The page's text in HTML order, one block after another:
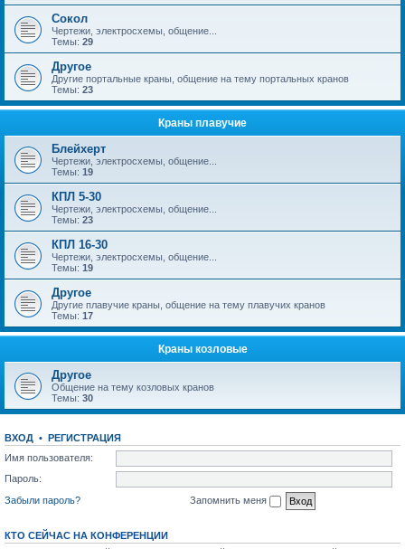
Сокол
Чертежи, электросхемы, общение...
Темы: 29
Другое
Другие портальные краны, общение на тему портальных кранов
Темы: 23
Краны плавучие
Блейхерт
Чертежи, электросхемы, общение...
Темы: 19
КПЛ 5-30
Чертежи, электросхемы, общение...
Темы: 23
КПЛ 16-30
Чертежи, электросхемы, общение...
Темы: 19
Другое
Другие плавучие краны, общение на тему плавучих кранов
Темы: 17
Краны козловые
Другое
Общение на тему козловых кранов
Темы: 30
ВХОД • РЕГИСТРАЦИЯ
Имя пользователя:
Пароль:
Забыли пароль?
Запомнить меня
КТО СЕЙЧАС НА КОНФЕРЕНЦИИ